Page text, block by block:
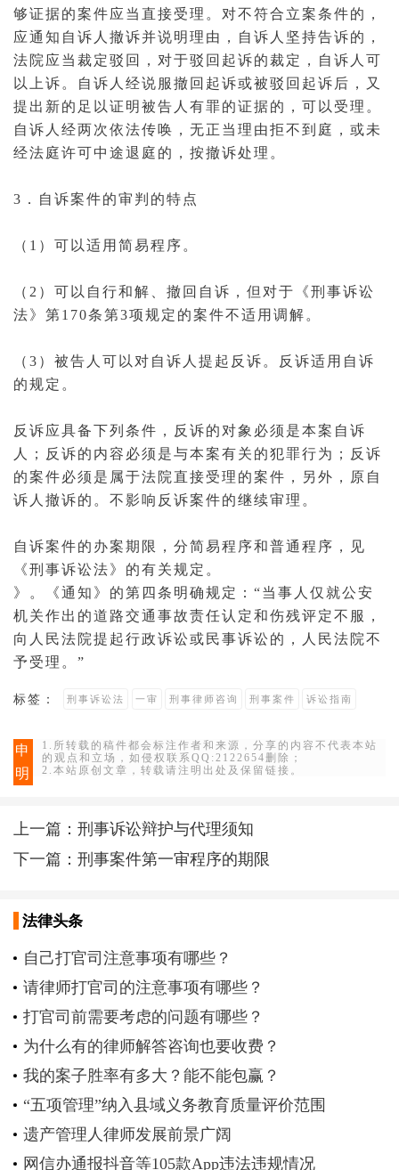
够证据的案件应当直接受理。对不符合 立案条件的，
应通知自诉人撤诉并说明理由，自诉人坚持告诉的，
法院应当 裁定驳回，对于驳回起诉的裁定，自诉人可
以
上诉 。自诉人经说服撤回起诉或被驳回起诉后，又
提出新的足以证明被告人有罪的证据的，可以受理。
自诉人经两次依法传唤 ，无正当理由拒不到庭，或未
经法庭许可中途退庭的，按撤诉处理。
3．自诉案件的审判的特点
（1）可以适用简易程序 。
（2）可以自行和解 、撤回自诉，但对于《刑事诉讼
法》第170条第3项规定的案件不适用调解 。
（3）被告人可以对自诉人提起 反诉 。反诉适用自诉
的规定。
反诉应具备下列条件，反诉的对象必须是本案自诉
人；反诉的内容必须是与本案有关的犯罪行为 ；反诉
的案件必须是属于法院直接受理的案件，另外，原自
诉人撤诉的。不影响反诉案件的继续审理。
自诉案件的办案期限，分简易程序和普通程序 ，见
《刑事诉讼法》的有关规定。
》。《通知》的第四条明确规定：“当事人仅就公安
机关作出的道路交通事故责任认定和伤残评定不服，
向人民法院提起行政诉讼或民事诉讼的，人民法院不
予受理。”
标签： 刑事诉讼法 一审 刑事律师咨询 刑事案件 诉讼指南
申
明
1.所转载的稿件都会标注作者和来源，分享的内容不代表本站
的观点和立场，如侵权联系QQ:2122654删除；
2.本站原创文章，转载请注明出处及保留链接。
上一篇：刑事诉讼辩护与代理须知
下一篇：刑事案件第一审程序的期限
法律头条
自己打官司注意事项有哪些？
请律师打官司的注意事项有哪些？
打官司前需要考虑的问题有哪些？
为什么有的律师解答咨询也要收费？
我的案子胜率有多大？能不能包赢？
“五项管理”纳入县域义务教育质量评价范围
遗产管理人律师发展前景广阔
网信办通报抖音等105款App违法违规情况